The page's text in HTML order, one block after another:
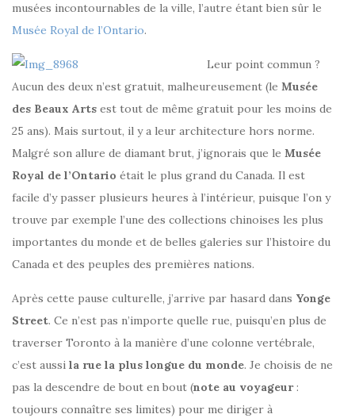
musées incontournables de la ville, l’autre étant bien sûr le
Musée Royal de l’Ontario.
Leur point commun ?
Aucun des deux n’est gratuit, malheureusement (le Musée
des Beaux Arts est tout de même gratuit pour les moins de
25 ans). Mais surtout, il y a leur architecture hors norme.
Malgré son allure de diamant brut, j’ignorais que le Musée
Royal de l’Ontario était le plus grand du Canada. Il est
facile d’y passer plusieurs heures à l’intérieur, puisque l’on y
trouve par exemple l’une des collections chinoises les plus
importantes du monde et de belles galeries sur l’histoire du
Canada et des peuples des premières nations.
Après cette pause culturelle, j’arrive par hasard dans Yonge
Street. Ce n’est pas n’importe quelle rue, puisqu’en plus de
traverser Toronto à la manière d’une colonne vertébrale,
c’est aussi la rue la plus longue du monde. Je choisis de ne
pas la descendre de bout en bout (note au voyageur:
toujours connaître ses limites) pour me diriger à